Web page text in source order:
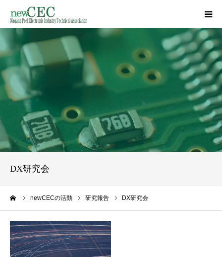
DX研究会
newCECの活動 研究報告 DX研究会
HOME
事業概要
講習会／講演会
研究報告
入会案内
お問い合わせ